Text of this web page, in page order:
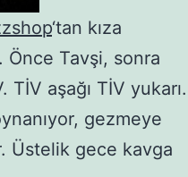
‘tan kıza
Önce Tavşi, sonra
TİV aşağı TİV yukarı.
gezmeye
Üstelik gece kavga